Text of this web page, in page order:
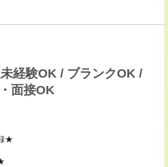
経験OK / ブランクOK /
面接OK
★